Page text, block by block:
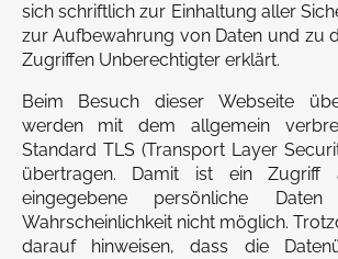
sich schriftlich zur Einhaltung aller
zur Aufbewahrung von Daten und zu
Zugriffen Unberechtigter erklärt.
Beim Besuch dieser Webseite
werden mit dem allgemein
Standard TLS (Transport Layer
übertragen. Damit ist ein Zugriff
eingegebene persönliche
Wahrscheinlichkeit nicht möglich.
darauf hinweisen, dass die